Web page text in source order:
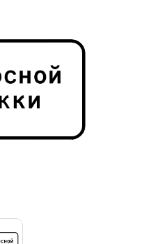
знаки
знаки
солнечной